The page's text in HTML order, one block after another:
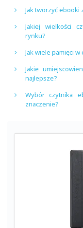
Jak tworzyć ebooki
Jakiej wielkości
rynku?
Jak wiele pamięci
Jakie
najlepsze?
Wybór czytnika
znaczenie?